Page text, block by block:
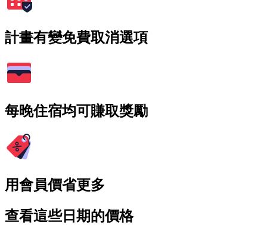
計畫有變免費取消選項
每晚住宿均可賺取獎勵
用會員價省更多
查看這些日期的價格